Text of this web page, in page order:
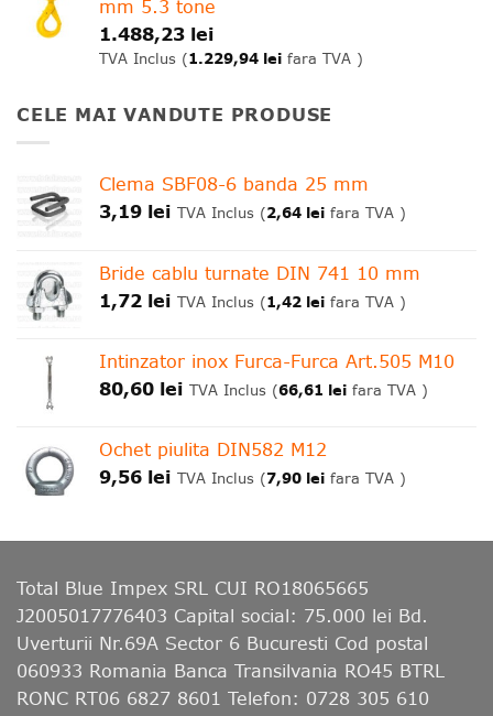
mm 5.3 tone
1.488,23 lei
TVA Inclus (1.229,94 lei fara TVA )
CELE MAI VANDUTE PRODUSE
Clema SBF08-6 banda 25 mm
3,19 lei TVA Inclus (2,64 lei fara TVA )
Bride cablu turnate DIN 741 10 mm
1,72 lei TVA Inclus (1,42 lei fara TVA )
Intinzator inox Furca-Furca Art.505 M10
80,60 lei TVA Inclus (66,61 lei fara TVA )
Ochet piulita DIN582 M12
9,56 lei TVA Inclus (7,90 lei fara TVA )
Total Blue Impex SRL CUI RO18065665
J2005017776403 Capital social: 75.000 lei Bd.
Uverturii Nr.69A Sector 6 Bucuresti Cod postal
060933 Romania Banca Transilvania RO45 BTRL
RONC RT06 6827 8601 Telefon: 0728 305 610